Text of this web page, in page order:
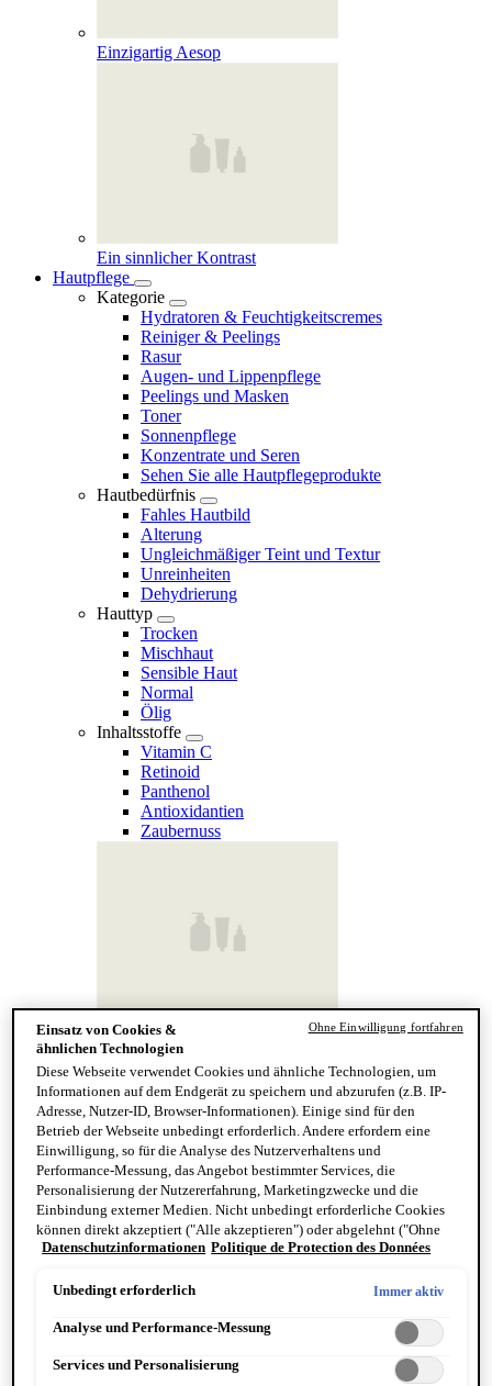
Einzigartig Aesop
Ein sinnlicher Kontrast
Hautpflege
Kategorie
Hydratoren & Feuchtigkeitscremes
Reiniger & Peelings
Rasur
Augen- und Lippenpflege
Peelings und Masken
Toner
Sonnenpflege
Konzentrate und Seren
Sehen Sie alle Hautpflegeprodukte
Hautbedürfnis
Fahles Hautbild
Alterung
Ungleichmäßiger Teint und Textur
Unreinheiten
Dehydrierung
Hauttyp
Trocken
Mischhaut
Sensible Haut
Normal
Ölig
Inhaltsstoffe
Vitamin C
Retinoid
Panthenol
Antioxidantien
Zaubernuss
Finde deinen Hauttyp
Hand & Körper
Kategorie
Handseife & Balsam
Seife am Stück
Reinigung & Peeling für den Körper
Körperbalsame und Öle
Mundpflege & Deodorants
Alle Hand- und Körperpflegeprodukte anzeigen
Bemerkenswerte Formulierungen
Resurrection Aromatique Hand Wash
Eleos Aromatique Hand Balm
Einsatz von Cookies &
ähnlichen Technologien
Diese Webseite verwendet Cookies und ähnliche Technologien, um
Informationen auf dem Endgerät zu speichern und abzurufen (z.B. IP-
Adresse, Nutzer-ID, Browser-Informationen). Einige sind für den
Betrieb der Webseite unbedingt erforderlich. Andere erfordern eine
Einwilligung, so für die Analyse des Nutzerverhaltens und
Performance-Messung, das Angebot bestimmter Services, die
Personalisierung der Nutzererfahrung, Marketingzwecke und die
Einbindung externer Medien. Nicht unbedingt erforderliche Cookies
können direkt akzeptiert ("Alle akzeptieren") oder abgelehnt ("Ohne
Einwilligung fortfahren") werden. Individuelle Anpassungen der
speichern"). Die Auswahl kann jederzeit unter dem Link "Cookie-
Datenschutzinformationen.
Datenschutzinformationen Politique de Protection des Données
Unbedingt erforderlich Immer aktiv
Analyse und Performance-Messung
Services und Personalisierung
Ohne Einwilligung fortfahren